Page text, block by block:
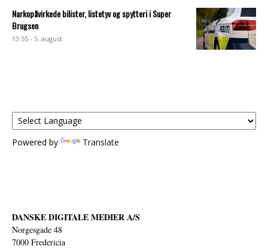
Narkopåvirkede bilister, listetyv og spytteri i Super
Brugsen
13:55 - 5. august
Powered by Translate
DANSKE DIGITALE MEDIER A/S
Norgesgade 48
7000 Fredericia